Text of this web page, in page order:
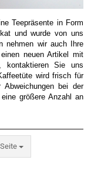
Teepräsente in Form
und wurde von uns
nehmen wir auch Ihre
neuen Artikel mit
kontaktieren Sie uns
wird frisch für
bei der
größere Anzahl an